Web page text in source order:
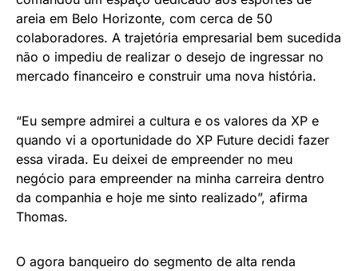
areia em Belo Horizonte, com cerca de 50
colaboradores. A trajetória empresarial bem sucedida
não o impediu de realizar o desejo de ingressar no
mercado financeiro e construir uma nova história.
“Eu sempre admirei a cultura e os valores da XP e
quando vi a oportunidade do XP Future decidi fazer
essa virada. Eu deixei de empreender no meu
negócio para empreender na minha carreira dentro
da companhia e hoje me sinto realizado”, afirma
Thomas.
O agora banqueiro do segmento de alta renda